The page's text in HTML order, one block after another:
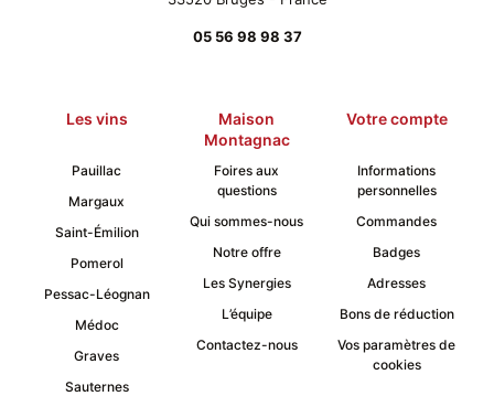
05 56 98 98 37
Les vins
Maison
Montagnac
Votre compte
Pauillac
Margaux
Saint-Émilion
Pomerol
Pessac-Léognan
Médoc
Graves
Sauternes
Foires aux
questions
Qui sommes-nous
Notre offre
Les Synergies
L’équipe
Contactez-nous
Informations
personnelles
Commandes
Badges
Adresses
Bons de réduction
Vos paramètres de
cookies